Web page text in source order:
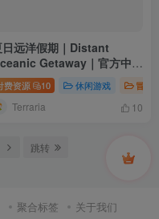
日远洋假期｜Distant
Getaway｜官方中
Build.23057359｜1.18G
安装
费资源 10 休闲游戏 冒险
Terraria 10
跳转
聚合标签 关于我们